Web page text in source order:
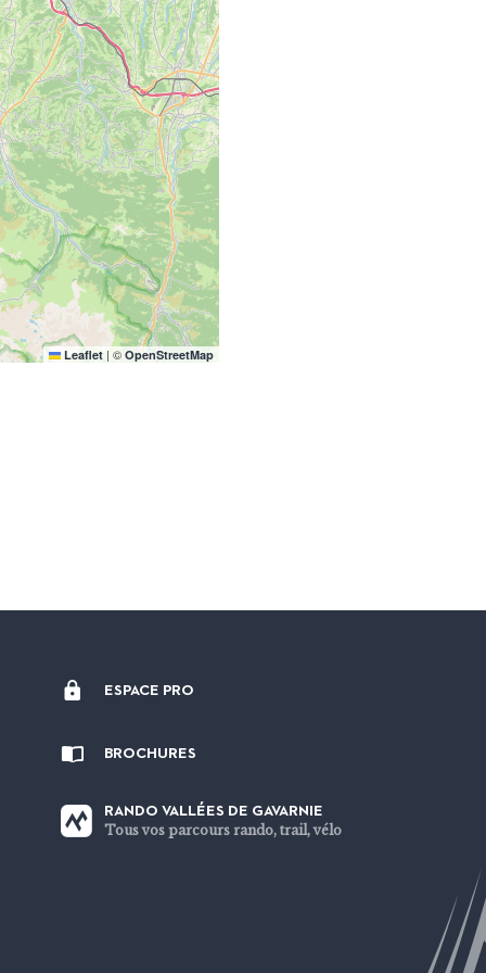
Leaflet | © OpenStreetMap
ESPACE PRO
BROCHURES
RANDO VALLÉES DE GAVARNIE
Tous vos parcours rando, trail, vélo